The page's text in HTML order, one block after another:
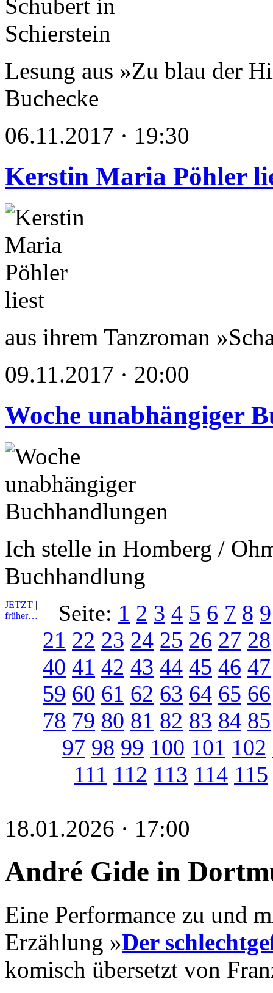
Lesung aus »Zu blau der
Buchecke
06.11.2017 · 19:30
Kerstin Maria Pöhler
aus ihrem Tanzroman
09.11.2017 · 20:00
Woche unabhängiger
Ich stelle in Homberg /
Buchhandlung
JETZT |
früher…
Seite: 1 2 3 4 5 6 7 8 9
21 22 23 24 25 26 27 28
40 41 42 43 44 45 46 47
59 60 61 62 63 64 65 66
78 79 80 81 82 83 84 85
97 98 99 100 101 102
111 112 113 114 115
18.01.2026 · 17:00
André Gide in
Eine Performance zu und
Erzählung »Der
komisch übersetzt von